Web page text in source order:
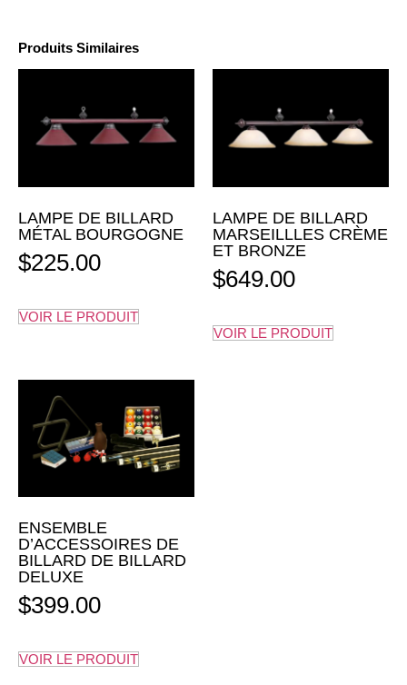
Produits Similaires
LAMPE DE BILLARD
MÉTAL BOURGOGNE
$225.00
VOIR LE PRODUIT
LAMPE DE BILLARD
MARSEILLLES CRÈME
ET BRONZE
$649.00
VOIR LE PRODUIT
ENSEMBLE
D’ACCESSOIRES DE
BILLARD DE BILLARD
DELUXE
$399.00
VOIR LE PRODUIT